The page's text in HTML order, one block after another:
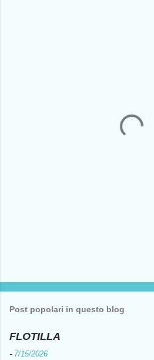
Post popolari in questo blog
FLOTILLA
- 7/15/2026